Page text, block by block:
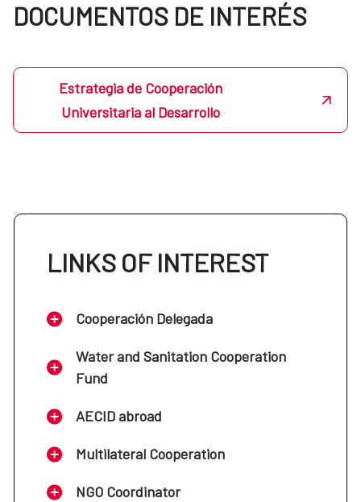
DOCUMENTOS DE INTERÉS
Estrategia de Cooperación
Universitaria al Desarrollo
LINKS OF INTEREST
Cooperación Delegada
Water and Sanitation Cooperation
Fund
AECID abroad
Multilateral Cooperation
NGO Coordinator